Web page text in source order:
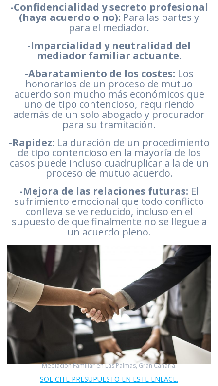
-Confidencialidad y secreto profesional
(haya acuerdo o no): Para las partes y
para el mediador.
-Imparcialidad y neutralidad del
mediador familiar actuante.
-Abaratamiento de los costes: Los
honorarios de un proceso de mutuo
acuerdo son mucho más económicos que
uno de tipo contencioso, requiriendo
además de un solo abogado y procurador
para su tramitación.
-Rapidez: La duración de un procedimiento
de tipo contencioso en la mayoría de los
casos puede incluso cuadruplicar a la de un
proceso de mutuo acuerdo.
-Mejora de las relaciones futuras: El
sufrimiento emocional que todo conflicto
conlleva se ve reducido, incluso en el
supuesto de que finalmente no se llegue a
un acuerdo pleno.
Mediación Familiar en Las Palmas, Gran Canaria.
SOLICITE PRESUPUESTO EN ESTE ENLACE.